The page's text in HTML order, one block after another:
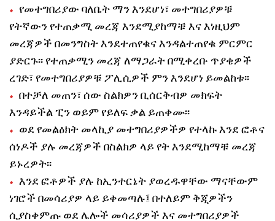
የመተግበሪያው ባለቤት ማን እንደሆነ፣ መተግበሪያዎቹ
የትኛውን የተጠቃሚ መረጃ እንደሚያከማቹ እና እነዚህም
መረጃዎች በመንግስት እንደተጠየቁና እንዳልተጠየቁ ምርምር
ያድርጉ፡፡ የተጠቃሚን መረጃ ለማጋራት በሚቀረቡ ጥያቄዎች
ረገድ፣ የመተግበሪያዎቹ ፖሊሲዎች ምን እንደሆነ ይመልከቱ፡፡
በተቻለ መጠን፣ ሰው ስልክዎን ቢሰርቅብዎ መክፍት
እንዳይችል ፒን ወይም የይለፍ ቃል ይጠቀሙ፡፡
ወደ የመልዕክት መላኪያ መተግበሪያዎችዎ የተላኩ እንደ ፎቶና
ሰነዶች ያሉ መረጃዎች በስልክዎ ላይ የት እንደሚከማቹ መረጃ
ይኑረዎት፡፡
እንደ ፎቶዎች ያሉ ከኢንተርኔት ያወረዱዋቸው ማናቸውም
ነገሮች በመሳሪያዎ ላይ ይቀመጣሉ፤ በተለይም ቅጂዎችን
ሲያስቀምጡ ወደ ሌሎች መሳሪያዎች እና መተግበሪያዎች